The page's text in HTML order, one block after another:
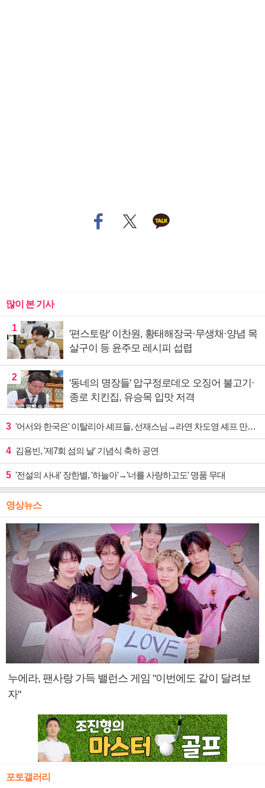
많이 본 기사
1
'편스토랑' 이찬원, 황태해장국·무생채·양념 목
살구이 등 윤주모 레시피 섭렵
2
'동네의 명장들' 압구정로데오 오징어 불고기·
종로 치킨집, 유승목 입맛 저격
3 '어서와 한국은' 이탈리아 셰프들, 선재스님→라연 차도영 셰프 만난다
4 김용빈, '제7회 섬의 날' 기념식 축하 공연
5 '전설의 사내' 장한별, '하늘아'→'너를 사랑하고도' 명품 무대
영상뉴스
누에라, 팬사랑 가득 밸런스 게임 "이번에도 같이 달려보
자"
포토갤러리